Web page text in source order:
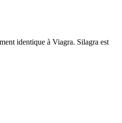
identique à Viagra. Silagra est